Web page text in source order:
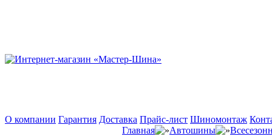
О компании Гарантия Доставка Прайс-лист Шиномонтаж
Главная
Автошины